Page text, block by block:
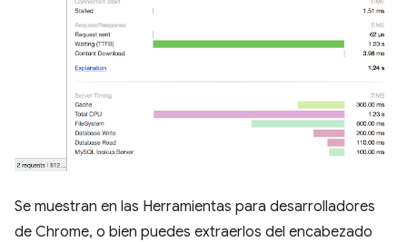
Se muestran en las Herramientas para desarrolladores
de Chrome, o bien puedes extraerlos del encabezado